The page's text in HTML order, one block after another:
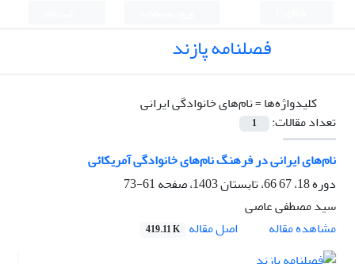
فصلنامه پازند
کلیدواژه‌ها =نام‌های خانوادگی ایرانی
تعداد مقالات:
1
نام‌های ایرانی در فرهنگ نام‌های خانوادگی آمریکائی
دوره 18، 67 66، تابستان 1403، صفحه
61-73
سید مصطفی عاصی
مشاهده مقاله
اصل مقاله 419.11 K